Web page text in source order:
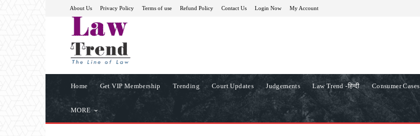
About Us Privacy Policy Terms of use Refund Policy Contact Us Login Now My Account
Home Get VIP Membership Trending Court Updates Judgements Law Trend -हिन्दी Consumer Cases
MORE